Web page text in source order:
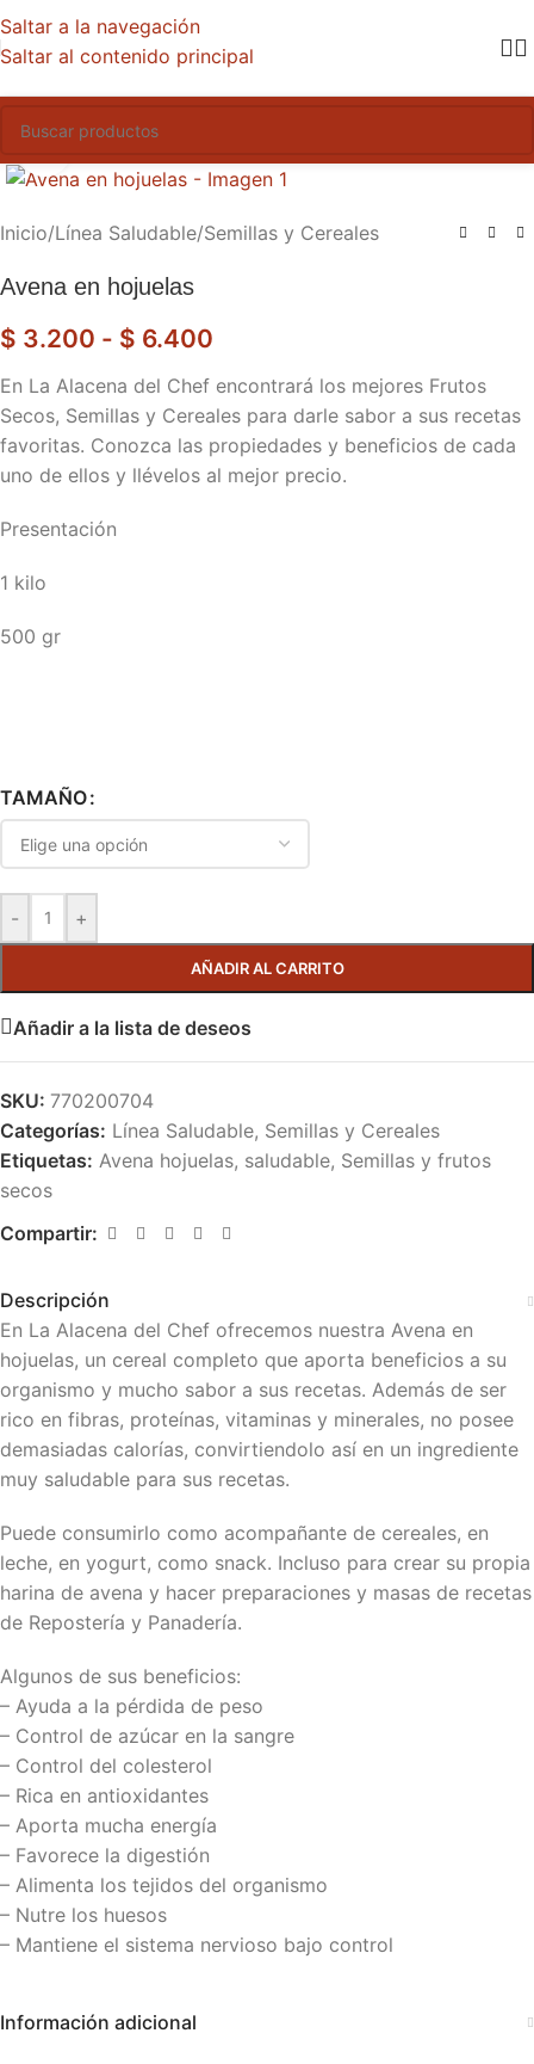
Saltar a la navegación
Saltar al contenido principal
Inicio/Línea Saludable/Semillas y Cereales
Avena en hojuelas
$ 3.200 - $ 6.400
En La Alacena del Chef encontrará los mejores Frutos
Secos, Semillas y Cereales para darle sabor a sus recetas
favoritas. Conozca las propiedades y beneficios de cada
uno de ellos y llévelos al mejor precio.
Presentación
1 kilo
500 gr
TAMAÑO
- +
AÑADIR AL CARRITO
Añadir a la lista de deseos
SKU: 770200704
Categorías: Línea Saludable, Semillas y Cereales
Etiquetas: Avena hojuelas, saludable, Semillas y frutos
secos
Compartir:
Descripción
En La Alacena del Chef ofrecemos nuestra Avena en
hojuelas, un cereal completo que aporta beneficios a su
organismo y mucho sabor a sus recetas. Además de ser
rico en fibras, proteínas, vitaminas y minerales, no posee
demasiadas calorías, convirtiendolo así en un ingrediente
muy saludable para sus recetas.
Puede consumirlo como acompañante de cereales, en
leche, en yogurt, como snack. Incluso para crear su propia
harina de avena y hacer preparaciones y masas de recetas
de Repostería y Panadería.
Algunos de sus beneficios:
– Ayuda a la pérdida de peso
– Control de azúcar en la sangre
– Control del colesterol
– Rica en antioxidantes
– Aporta mucha energía
– Favorece la digestión
– Alimenta los tejidos del organismo
– Nutre los huesos
– Mantiene el sistema nervioso bajo control
Información adicional